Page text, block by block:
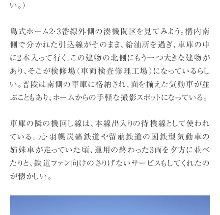
い。）
島式ホーム2・3番線外側の湊機関区を見てみよう。構内南
側で分かれた引込線がそのまま、給油所を過ぎ、車庫の中
に2本入って行く。この建物の北側にもう一つ大きな建物が
あり、そこが検修場（車両検査修理工場）になっているらし
い。普段は南側の車庫に格納され、面を揃えた気動車が並
ぶこともあり、ホームからの手軽な撮影スポットになっている。
車庫の隣の機回し線は、本線出入りの待機線として使われ
ている。元・羽幌炭礦鉄道や留萠鉄道の国鉄型気動車の
姉妹車が走っていた頃、運用の終わった3両を夕方に並べ
たりと、鉄道ファン向けのさりげないサービスもしてくれたの
が懐かしい。